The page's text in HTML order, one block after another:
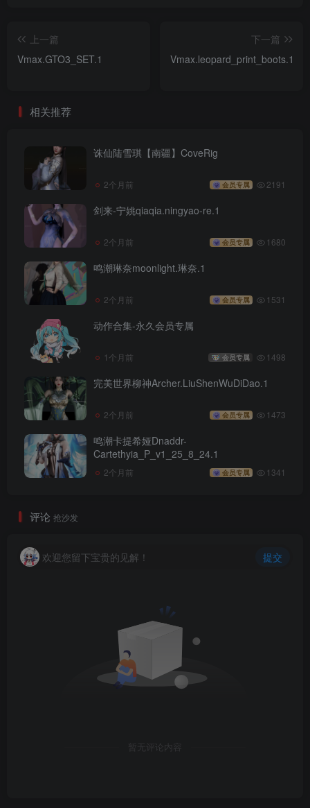
上一篇
Vmax.GTO3_SET.1
下一篇
Vmax.leopard_print_boots.1
相关推荐
诛仙陆雪琪【南疆】CoveRig
2个月前 会员专属 2191
剑来-宁姚qiaqia.ningyao-re.1
2个月前 会员专属 1680
鸣潮琳奈moonlight.琳奈.1
2个月前 会员专属 1531
动作合集-永久会员专属
1个月前 会员专属 1498
完美世界柳神Archer.LiuShenWuDiDao.1
2个月前 会员专属 1473
鸣潮卡提希娅Dnaddr-
Cartethyia_P_v1_25_8_24.1
2个月前 会员专属 1341
评论 抢沙发
欢迎您留下宝贵的见解！ 提交
暂无评论内容